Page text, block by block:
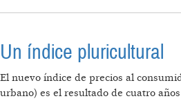
Un índice pluricultural
El nuevo índice de precios al
urbano) es el resultado de cuatro